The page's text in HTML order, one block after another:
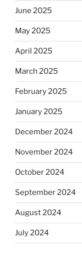
June 2025
May 2025
April 2025
March 2025
February 2025
January 2025
December 2024
November 2024
October 2024
September 2024
August 2024
July 2024